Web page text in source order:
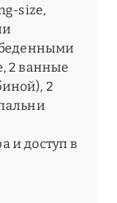
size,
2 ванные
2
и доступ в